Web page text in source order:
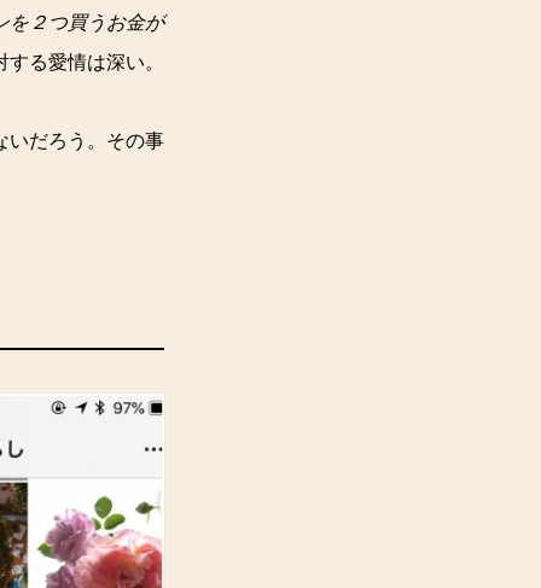
を２つ買うお金が
る愛情は深い。
いだろう。その事